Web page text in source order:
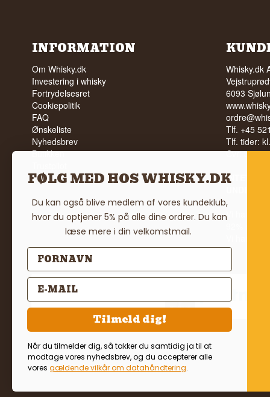
INFORMATION
Om Whisky.dk
Investering i whisky
Fortrydelsesret
Cookiepolitik
FAQ
Ønskeliste
Nyhedsbrev
Butikken
Vilkår
Whisky.dk
6093
Tlf. +45
Tlf. tider:
Cvr:
INTET
Vi har en
FØLG MED HOS WHISKY.DK
Du kan også blive medlem af vores kundeklub,
hvor du optjener 5% på alle dine ordrer. Du kan
læse mere i din velkomstmail.
Tilmeld dig!
Når du tilmelder dig, så takker du samtidig ja til at
modtage vores nyhedsbrev, og du accepterer alle
vores gældende vilkår om datahåndtering.